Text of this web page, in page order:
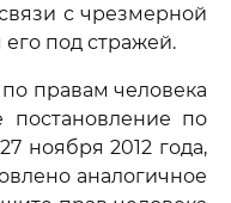
с чрезмерной
под стражей.
правам человека
постановление по
ноября 2012 года,
аналогичное